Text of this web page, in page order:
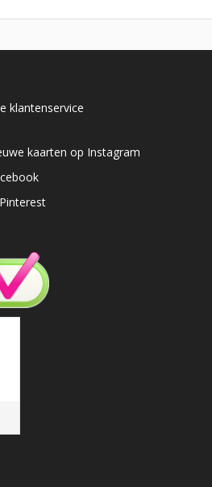
klantenservice
kaarten op Instagram